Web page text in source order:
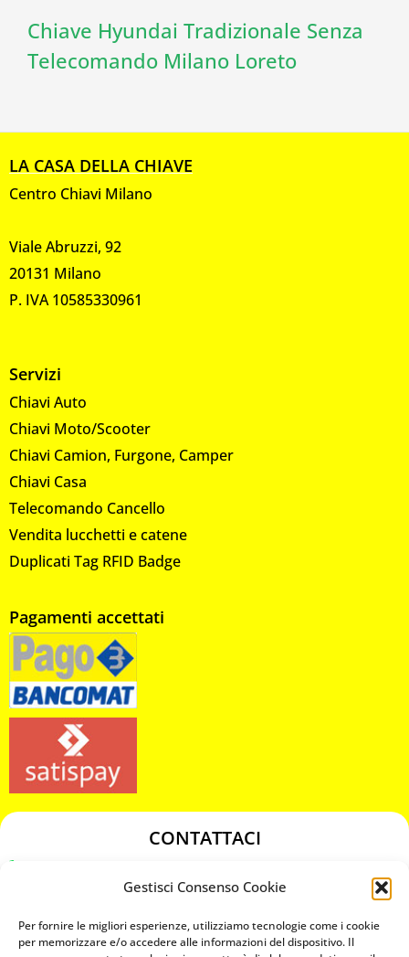
Gestisci Consenso Cookie
Per fornire le migliori esperienze, utilizziamo tecnologie come i cookie
per memorizzare e/o accedere alle informazioni del dispositivo. Il
Chiave Hyundai Tradizionale Senza
Telecomando Milano Loreto
LA CASA DELLA CHIAVE
Centro Chiavi Milano
Viale Abruzzi, 92
20131 Milano
P. IVA 10585330961
Servizi
Chiavi Auto
Chiavi Moto/Scooter
Chiavi Camion, Furgone, Camper
Chiavi Casa
Telecomando Cancello
Vendita lucchetti e catene
Duplicati Tag RFID Badge
Pagamenti accettati
CONTATTACI
chiavicodificate@gmail.com